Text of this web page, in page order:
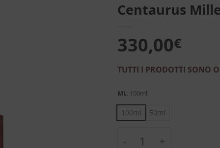
Centaurus
330,00€
TUTTI I PRODOTTI SONO
ML: 100ml
100ml 50ml
Centaurus